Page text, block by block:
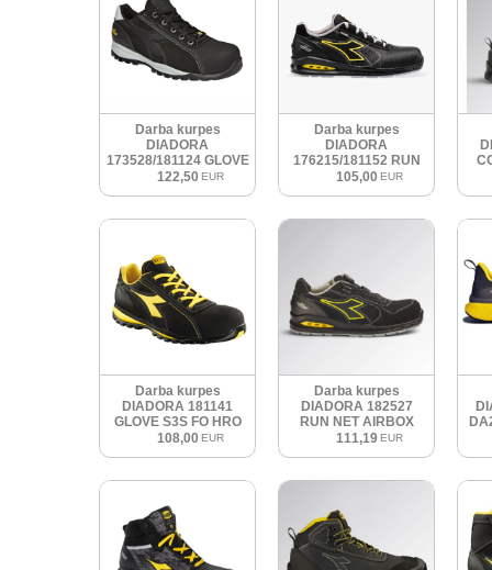
Darba kurpes
DIADORA
173528/181124 GLOVE
NET LOW PRO S3SL
122,50 EUR
Darba kurpes
DIADORA
176215/181152 RUN
NET AIRBOX MATRYX
105,00 EUR
Darba kurpes
DIADORA 181141
GLOVE S3S FO HRO
108,00 EUR
Darba kurpes
DIADORA 182527
RUN NET AIRBOX
BOA LOW S3S FO SR
111,19 EUR